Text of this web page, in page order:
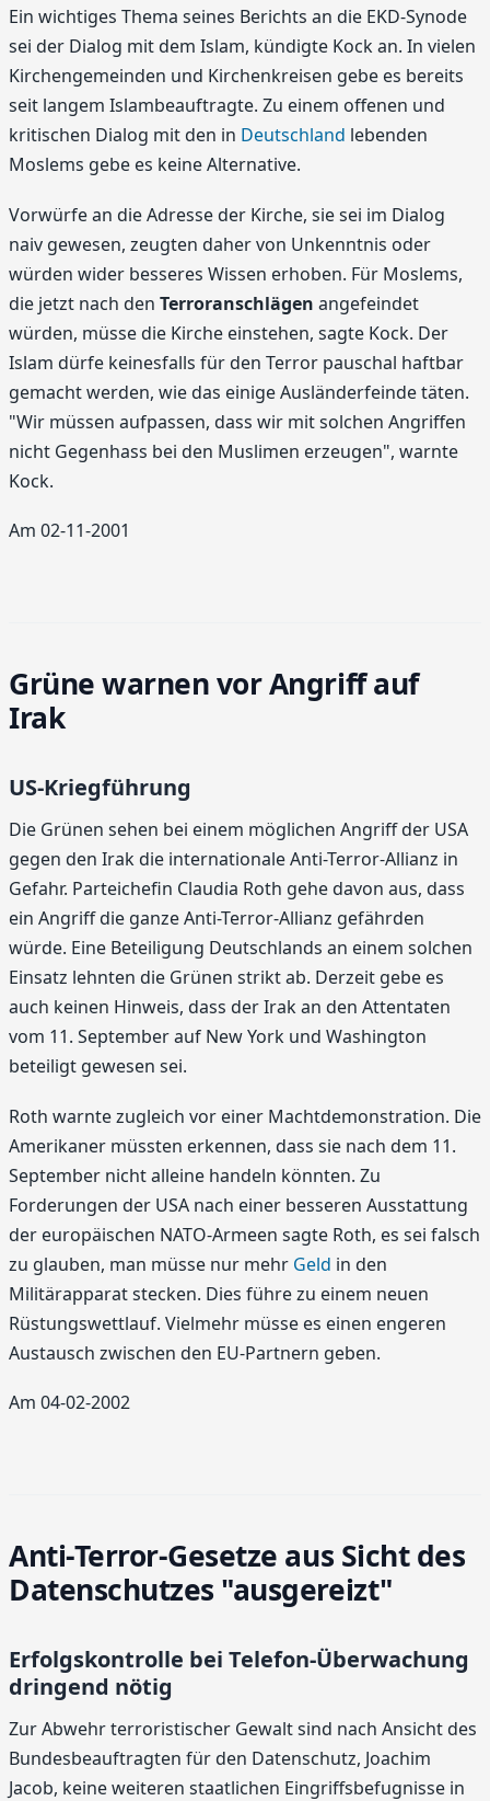
Ein wichtiges Thema seines Berichts an die EKD-Synode
sei der Dialog mit dem Islam, kündigte Kock an. In vielen
Kirchengemeinden und Kirchenkreisen gebe es bereits
seit langem Islambeauftragte. Zu einem offenen und
kritischen Dialog mit den in Deutschland lebenden
Moslems gebe es keine Alternative.
Vorwürfe an die Adresse der Kirche, sie sei im Dialog
naiv gewesen, zeugten daher von Unkenntnis oder
würden wider besseres Wissen erhoben. Für Moslems,
die jetzt nach den Terroranschlägen angefeindet
würden, müsse die Kirche einstehen, sagte Kock. Der
Islam dürfe keinesfalls für den Terror pauschal haftbar
gemacht werden, wie das einige Ausländerfeinde täten.
"Wir müssen aufpassen, dass wir mit solchen Angriffen
nicht Gegenhass bei den Muslimen erzeugen", warnte
Kock.
Am 02-11-2001
Grüne warnen vor Angriff auf
Irak
US-Kriegführung
Die Grünen sehen bei einem möglichen Angriff der USA
gegen den Irak die internationale Anti-Terror-Allianz in
Gefahr. Parteichefin Claudia Roth gehe davon aus, dass
ein Angriff die ganze Anti-Terror-Allianz gefährden
würde. Eine Beteiligung Deutschlands an einem solchen
Einsatz lehnten die Grünen strikt ab. Derzeit gebe es
auch keinen Hinweis, dass der Irak an den Attentaten
vom 11. September auf New York und Washington
beteiligt gewesen sei.
Roth warnte zugleich vor einer Machtdemonstration. Die
Amerikaner müssten erkennen, dass sie nach dem 11.
September nicht alleine handeln könnten. Zu
Forderungen der USA nach einer besseren Ausstattung
der europäischen NATO-Armeen sagte Roth, es sei falsch
zu glauben, man müsse nur mehr Geld in den
Militärapparat stecken. Dies führe zu einem neuen
Rüstungswettlauf. Vielmehr müsse es einen engeren
Austausch zwischen den EU-Partnern geben.
Am 04-02-2002
Anti-Terror-Gesetze aus Sicht des
Datenschutzes "ausgereizt"
Erfolgskontrolle bei Telefon-Überwachung
dringend nötig
Zur Abwehr terroristischer Gewalt sind nach Ansicht des
Bundesbeauftragten für den Datenschutz, Joachim
Jacob, keine weiteren staatlichen Eingriffsbefugnisse in